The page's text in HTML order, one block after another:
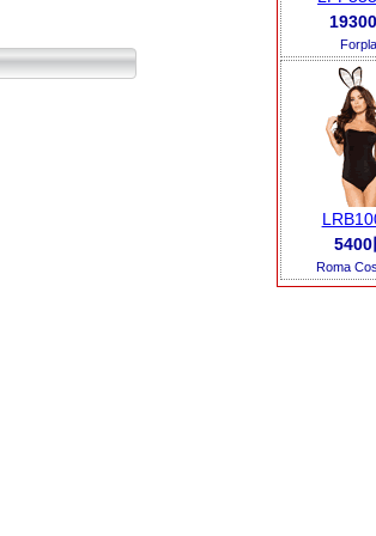
5400
Roma